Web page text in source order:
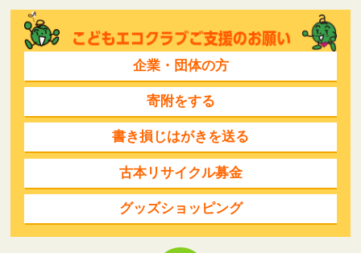
企業・団体の方
寄附をする
書き損じはがきを送る
古本リサイクル募金
グッズショッピング